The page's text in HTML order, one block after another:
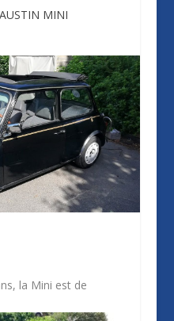
AUSTIN MINI
la Mini est de